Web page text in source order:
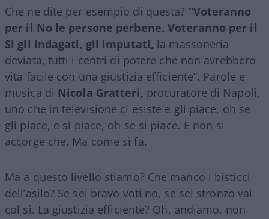
Che ne dite per esempio di questa? “Voteranno
per il No le persone perbene. Voteranno per il
Sì gli indagati, gli imputati, la massoneria
deviata, tutti i centri di potere che non avrebbero
vita facile con una giustizia efficiente”. Parole e
musica di Nicola Gratteri, procuratore di Napoli,
uno che in televisione ci esiste e gli piace, oh se
gli piace, e sì piace, oh se si piace. E non si
accorge che. Ma come si fa.
Ma a questo livello stiamo? Che manco i bisticci
dell’asilo? Se sei bravo voti no, se sei stronzo vai
col sì. La giustizia efficiente? Oh, andiamo, non